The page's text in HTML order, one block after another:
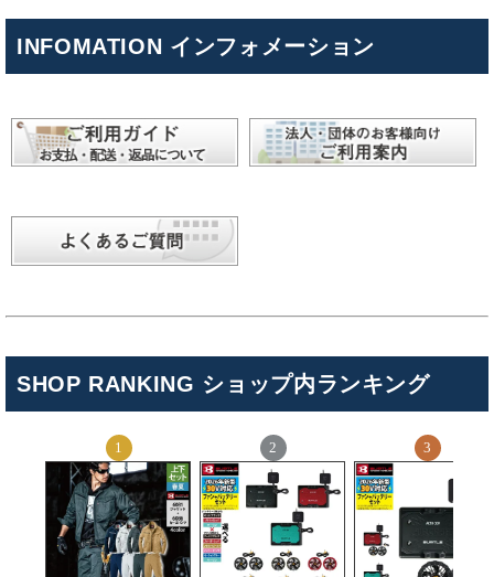
INFOMATION インフォメーション
SHOP RANKING ショップ内ランキング